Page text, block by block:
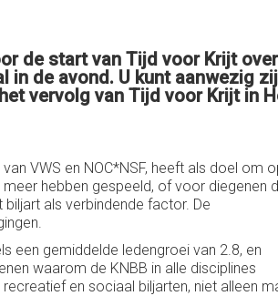
de start van Tijd voor Krijt
de avond. U kunt aanwezig
vervolg van Tijd voor Krijt in
VWS en NOC*NSF, heeft als doel om
hebben gespeeld, of voor diegenen
als verbindende factor. De
een gemiddelde ledengroei van 2.8, en
waarom de KNBB in alle disciplines
en sociaal biljarten, niet alleen